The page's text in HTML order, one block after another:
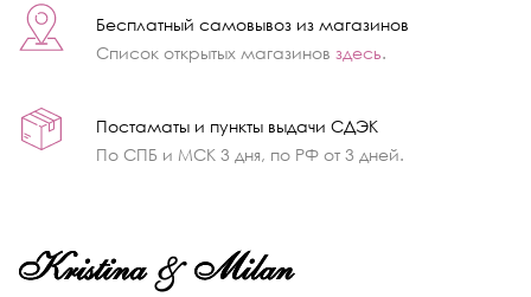
Бесплатный самовывоз из магазинов
Список открытых магазинов здесь.
Постаматы и пункты выдачи СДЭК
По СПБ и МСК 3 дня, по РФ от 3 дней.